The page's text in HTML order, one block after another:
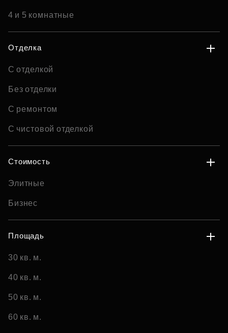
4 и 5 комнатные
Отделка
С отделкой
Без отделки
С ремонтом
С чистовой отделкой
Стоимость
Элитные
Бизнес
Площадь
30 кв. м.
40 кв. м.
50 кв. м.
60 кв. м.